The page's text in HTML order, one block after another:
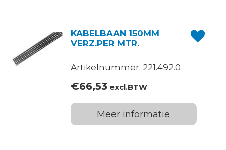
KABELBAAN 150MM
VERZ.PER MTR.
Artikelnummer: 221.492.0
€66,53excl.BTW
Meer informatie